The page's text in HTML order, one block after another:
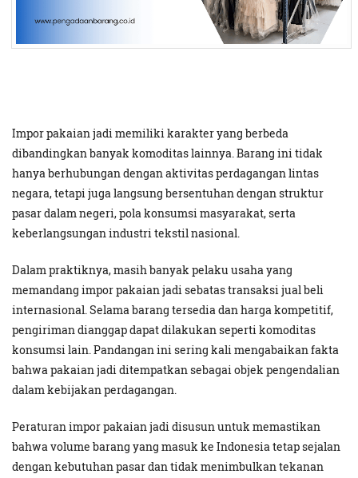
Impor pakaian jadi memiliki karakter yang berbeda
dibandingkan banyak komoditas lainnya. Barang ini tidak
hanya berhubungan dengan aktivitas perdagangan lintas
negara, tetapi juga langsung bersentuhan dengan struktur
pasar dalam negeri, pola konsumsi masyarakat, serta
keberlangsungan industri tekstil nasional.
Dalam praktiknya, masih banyak pelaku usaha yang
memandang impor pakaian jadi sebatas transaksi jual beli
internasional. Selama barang tersedia dan harga kompetitif,
pengiriman dianggap dapat dilakukan seperti komoditas
konsumsi lain. Pandangan ini sering kali mengabaikan fakta
bahwa pakaian jadi ditempatkan sebagai objek pengendalian
dalam kebijakan perdagangan.
Peraturan impor pakaian jadi disusun untuk memastikan
bahwa volume barang yang masuk ke Indonesia tetap sejalan
dengan kebutuhan pasar dan tidak menimbulkan tekanan